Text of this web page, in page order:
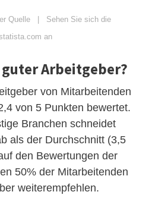
Quelle | Sehen Sie sich die
an
Arbeitgeber?
von Mitarbeitenden
von 5 Punkten bewertet.
Branchen schneidet
als der Durchschnitt (3,5
den Bewertungen der
50% der Mitarbeitenden
weiterempfehlen.